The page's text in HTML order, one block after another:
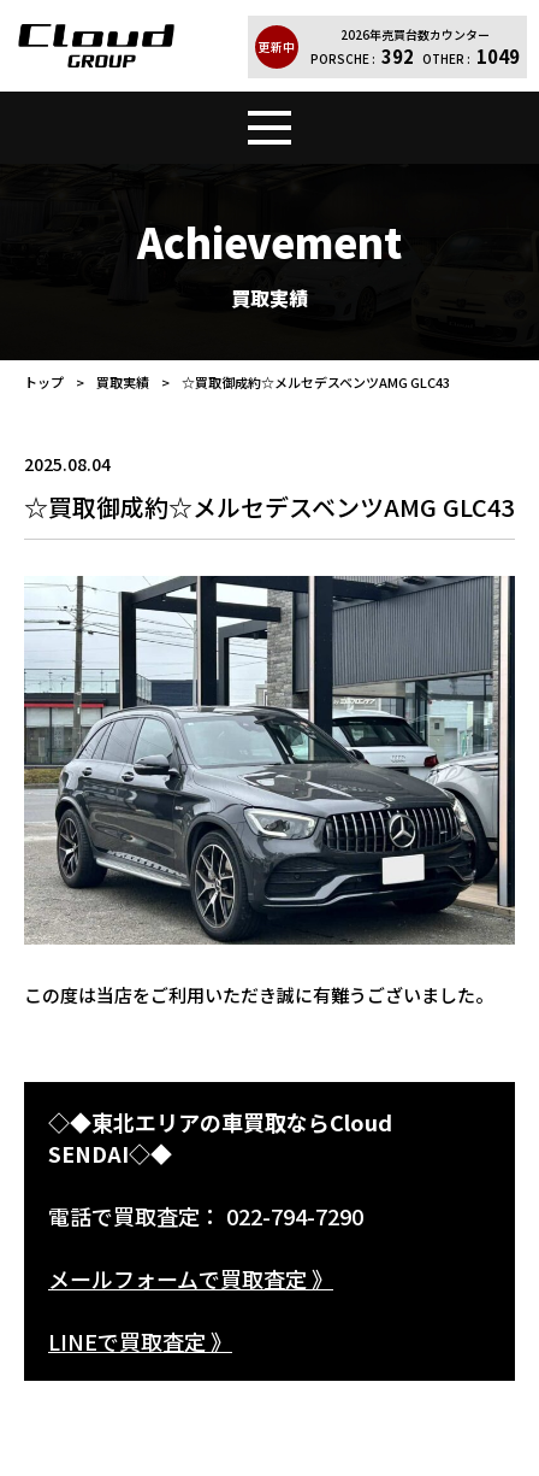
更新中
2026年売買台数カウンター
PORSCHE : 392 OTHER : 1049
お問い合わせ
Achievement
買取実績
トップ 買取実績 ☆買取御成約☆メルセデスベンツAMG GLC43
2025.08.04
☆買取御成約☆メルセデスベンツAMG GLC43
この度は当店をご利用いただき誠に有難うございました。
◇◆東北エリアの車買取ならCloud
SENDAI◇◆
電話で買取査定： 022-794-7290
メールフォームで買取査定 》
LINEで買取査定 》